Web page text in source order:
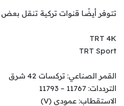
تتوفر أيضًا قنوات تركية تنقل بعض
TRT 4K
TRT Sport
القمر الصناعي: تركسات 42 شرق
الترددات: 11767 – 11793
الاستقطاب: عمودي (V)